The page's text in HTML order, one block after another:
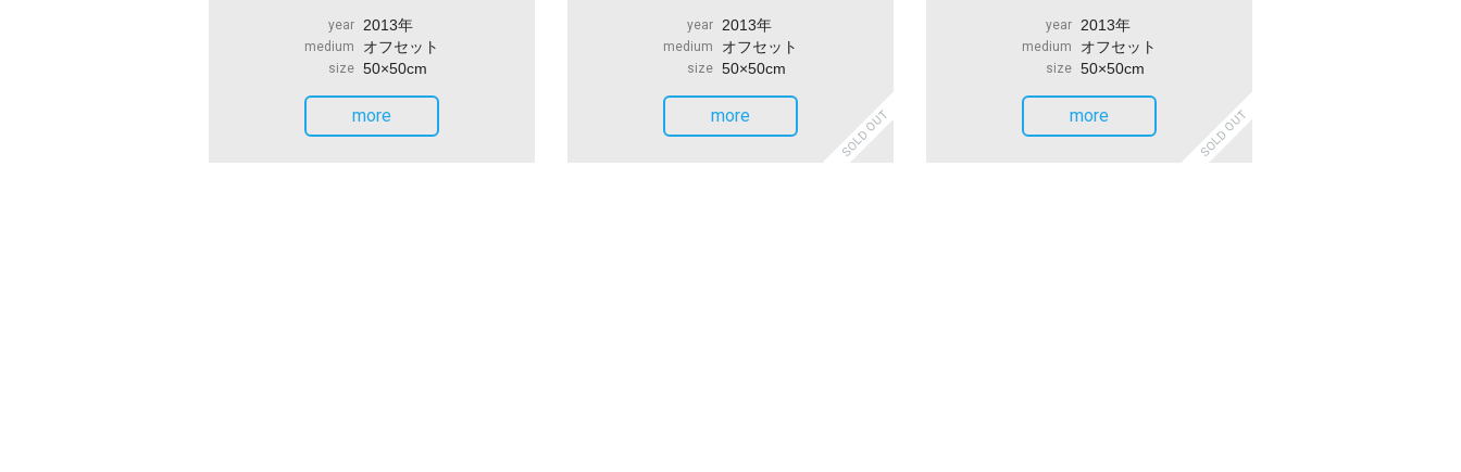
year 2013年
medium オフセット
size 50×50cm
more
year 2013年
medium オフセット
size 50×50cm
SOLD OUT
more
year 2013年
medium オフセット
size 50×50cm
SOLD OUT
more